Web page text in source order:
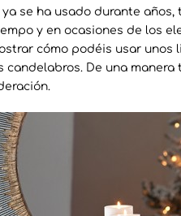
se ha usado durante
y en ocasiones de los
cómo podéis usar
De una